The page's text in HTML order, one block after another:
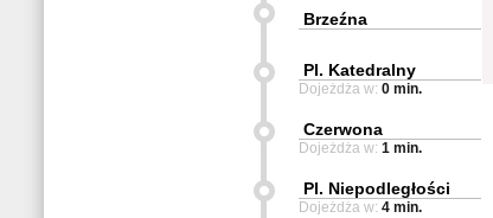
Brzeźna
Pl. Katedralny
Dojeżdża w: 0 min.
Czerwona
Dojeżdża w: 1 min.
Pl. Niepodległości
Dojeżdża w: 4 min.